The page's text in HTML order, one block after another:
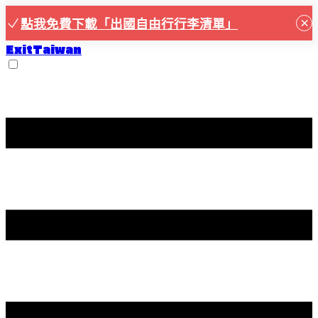
點我免費下載「出國自由行行李清單」 ×
ExitTaiwan